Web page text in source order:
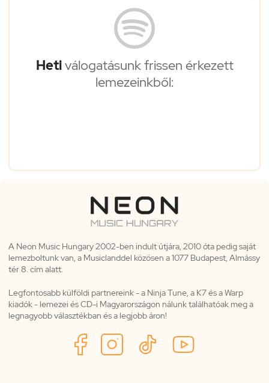
Hetiválogatásunk frissen érkezett
lemezeinkből:
A Neon Music Hungary 2002-ben indult útjára, 2010 óta pedig saját
lemezboltunk van, a Musiclanddel közösen a 1077 Budapest, Almássy
tér 8. cím alatt.
Legfontosabb külföldi partnereink - a Ninja Tune, a K7 és a Warp
kiadók - lemezei és CD-i Magyarországon nálunk találhatóak meg a
legnagyobb választékban és a legjobb áron!